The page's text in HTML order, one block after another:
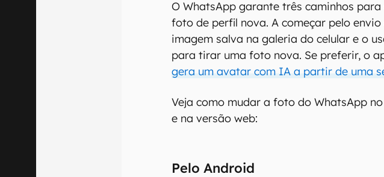
O WhatsApp garante três caminhos para
foto de perfil nova. A começar pelo envio
imagem salva na galeria do celular e o
para tirar uma foto nova. Se preferir, o
gera um avatar com IA a partir de uma
Veja como mudar a foto do WhatsApp
e na versão web:
Pelo Android